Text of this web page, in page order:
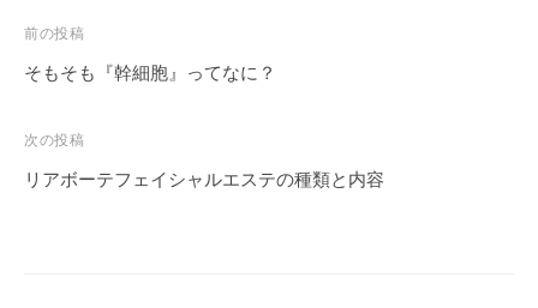
投
稿
ビ
ゲ
前の投稿
そもそも『幹細胞』ってなに？
次の投稿
リアボーテフェイシャルエステの種類と内容